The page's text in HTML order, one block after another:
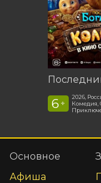
6 +
2026,
Комедия,
Основное
Афиша